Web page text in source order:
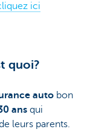
ici
quoi?
auto bon
ans qui
leurs parents.